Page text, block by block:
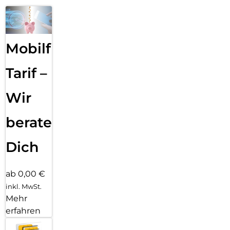
Mobilfunk
Tarif –
Wir
beraten
Dich
ab 0,00 €
inkl. MwSt.
Mehr
erfahren